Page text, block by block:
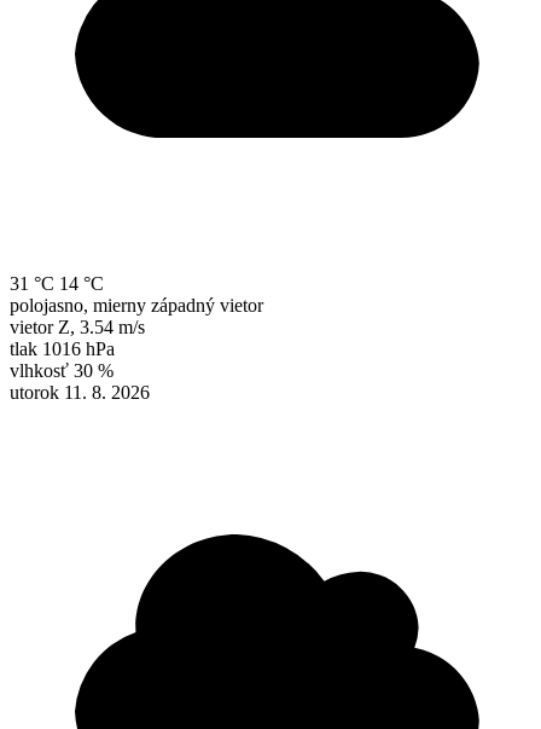
31 °C 14 °C
polojasno, mierny západný vietor
vietor Z, 3.54 m/s
tlak 1016 hPa
vlhkosť 30 %
utorok 11. 8. 2026